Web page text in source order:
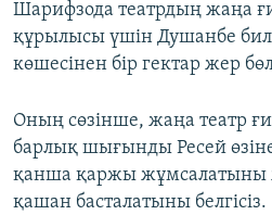
Шарифзода театрдың жаңа
құрылысы үшін Душанбе
көшесінен бір гектар жер
Оның сөзінше, жаңа театр
барлық шығынды Ресей
қанша қаржы жұмсалатыны
қашан басталатыны белгісіз.